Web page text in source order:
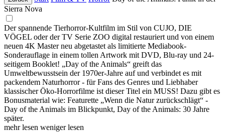
Sierra Nova
Der spannende Tierhorror-Kultfilm im Stil von CUJO, DIE
VÖGEL oder der TV Serie ZOO digital restauriert und von einem
neuen 4K Master neu abgetastet als limitierte Mediabook-
Sonderauflage in einem tollen Artwork mit DVD, Blu-ray und 24-
seitigem Booklet! „Day of the Animals“ greift das
Umweltbewusstsein der 1970er-Jahre auf und verbindet es mit
packendem Naturhorror - für Fans des Genres und Liebhaber
klassischer Öko-Horrorfilme ist dieser Titel ein MUSS! Dazu gibt es
Bonusmaterial wie: Featurette „Wenn die Natur zurückschlägt“ -
Day of the Animals im Blickpunkt, Day of the Animals: 30 Jahre
später.
mehr lesen weniger lesen